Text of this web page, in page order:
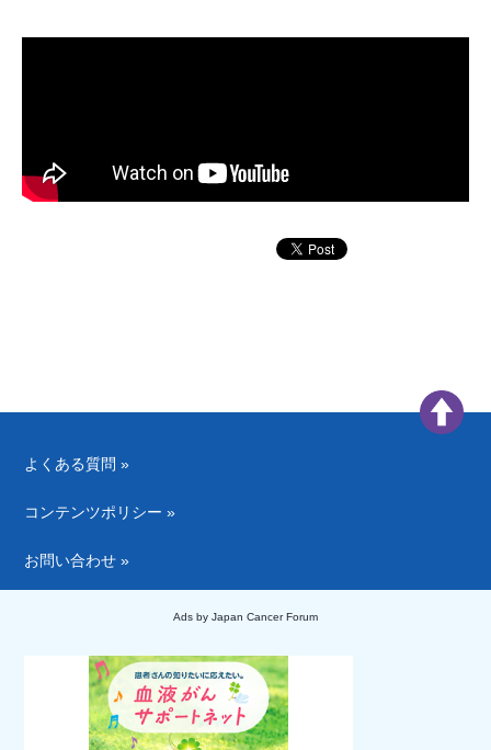
よくある質問 »
コンテンツポリシー »
お問い合わせ »
Ads by Japan Cancer Forum